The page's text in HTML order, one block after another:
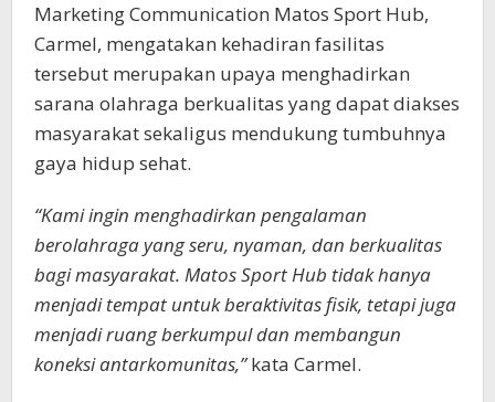
Marketing Communication Matos Sport Hub,
Carmel, mengatakan kehadiran fasilitas
tersebut merupakan upaya menghadirkan
sarana olahraga berkualitas yang dapat diakses
masyarakat sekaligus mendukung tumbuhnya
gaya hidup sehat.
“Kami ingin menghadirkan pengalaman
berolahraga yang seru, nyaman, dan berkualitas
bagi masyarakat. Matos Sport Hub tidak hanya
menjadi tempat untuk beraktivitas fisik, tetapi juga
menjadi ruang berkumpul dan membangun
koneksi antarkomunitas,”kata Carmel.